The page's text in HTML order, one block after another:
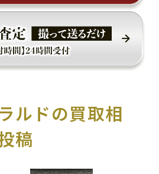
ルドの買取相
稿